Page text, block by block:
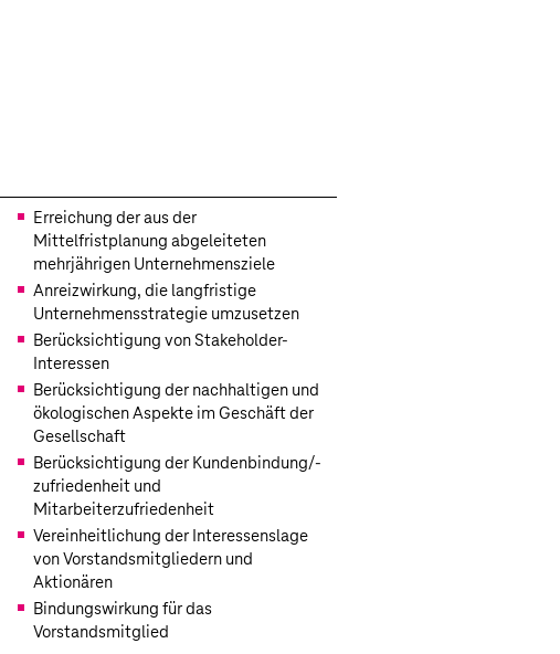
Erreichung der aus der
Mittelfristplanung abgeleiteten
mehrjährigen Unternehmensziele
Anreizwirkung, die langfristige
Unternehmensstrategie umzusetzen
Berücksichtigung von Stakeholder-
Interessen
Berücksichtigung der nachhaltigen und
ökologischen Aspekte im Geschäft der
Gesellschaft
Berücksichtigung der Kundenbindung/-
zufriedenheit und
Mitarbeiterzufriedenheit
Vereinheitlichung der Interessenslage
von Vorstandsmitgliedern und
Aktionären
Bindungswirkung für das
Vorstandsmitglied